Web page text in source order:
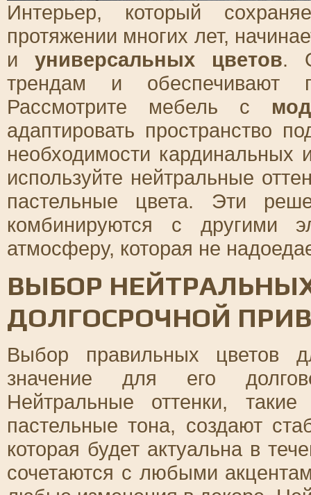
Интерьер, который
протяжении многих лет,
и универсальных цветов.
трендам и обеспечивают
Рассмотрите мебель с
адаптировать пространство
необходимости кардинальных
используйте нейтральные
пастельные цвета. Эти
комбинируются с другими
атмосферу, которая не
ВЫБОР
ДОЛГОСРОЧНОЙ
Выбор правильных цветов
значение для его
Нейтральные оттенки,
пастельные тона, создают
которая будет актуальна в
сочетаются с любыми